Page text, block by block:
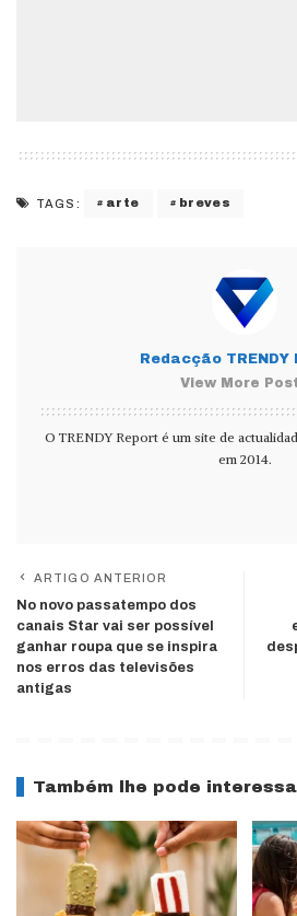
TAGS: arte breves
Redacção TRENDY
View More
O TRENDY Report é um site de
em 2014.
ARTIGO ANTERIOR
No novo passatempo dos
canais Star vai ser possível
ganhar roupa que se inspira
nos erros das televisões
antigas
Também lhe pode